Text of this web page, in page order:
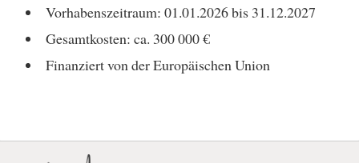
Vorhabenszeitraum: 01.01.2026 bis 31.12.2027
Gesamtkosten: ca. 300 000 €
Finanziert von der Europäischen Union